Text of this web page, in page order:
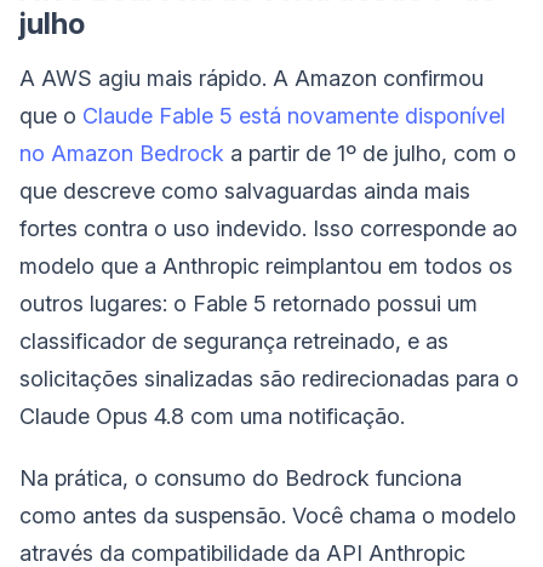
julho
A AWS agiu mais rápido. A Amazon confirmou
que o Claude Fable 5 está novamente disponível
no Amazon Bedrock a partir de 1º de julho, com o
que descreve como salvaguardas ainda mais
fortes contra o uso indevido. Isso corresponde ao
modelo que a Anthropic reimplantou em todos os
outros lugares: o Fable 5 retornado possui um
classificador de segurança retreinado, e as
solicitações sinalizadas são redirecionadas para o
Claude Opus 4.8 com uma notificação.
Na prática, o consumo do Bedrock funciona
como antes da suspensão. Você chama o modelo
através da compatibilidade da API Anthropic